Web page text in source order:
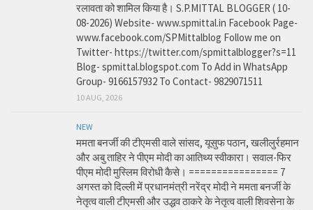
रलावता को शामिल किया है। S.P.MITTAL BLOGGER ( 10-
08-2026) Website- www.spmittal.in Facebook Page-
www.facebook.com/SPMittalblog Follow me on
Twitter- https://twitter.com/spmittalblogger?s=11
Blog- spmittal.blogspot.com To Add in WhatsApp
Group- 9166157932 To Contact- 9829071511
10 AUG, 2026
NEW
ममता बनर्जी की टीएमसी वाले सांसद, यूसुफ पठान, खलीलुर्रहमान
और अबु ताहिर ने पीएम मोदी का आतिथ्य स्वीकारा। सवाल-फिर
पीएम मोदी मुस्लिम विरोधी कैसे। ================ 7
अगस्त को दिल्ली में प्रधानमंत्री नरेंद्र मोदी ने ममता बनर्जी के
नेतृत्व वाली टीएमसी और उद्धव ठाकरे के नेतृत्व वाली शिवसेना के